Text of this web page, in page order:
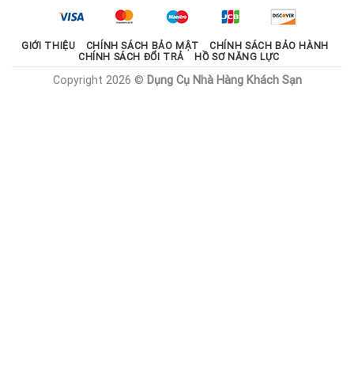
1.785.000 ₫.
GIỚI THIỆU CHÍNH SÁCH BẢO MẬT
CHÍNH SÁCH BẢO HÀNH
CHÍNH SÁCH ĐỔI TRẢ
HỒ SƠ NĂNG LỰC
Copyright 2026 © Dụng Cụ Nhà Hàng Khách Sạn